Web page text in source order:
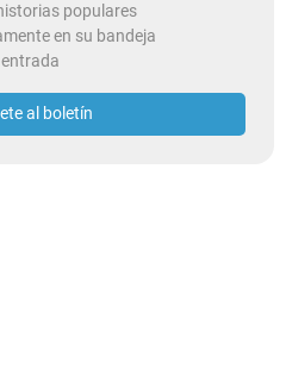
populares
en su bandeja
al boletín